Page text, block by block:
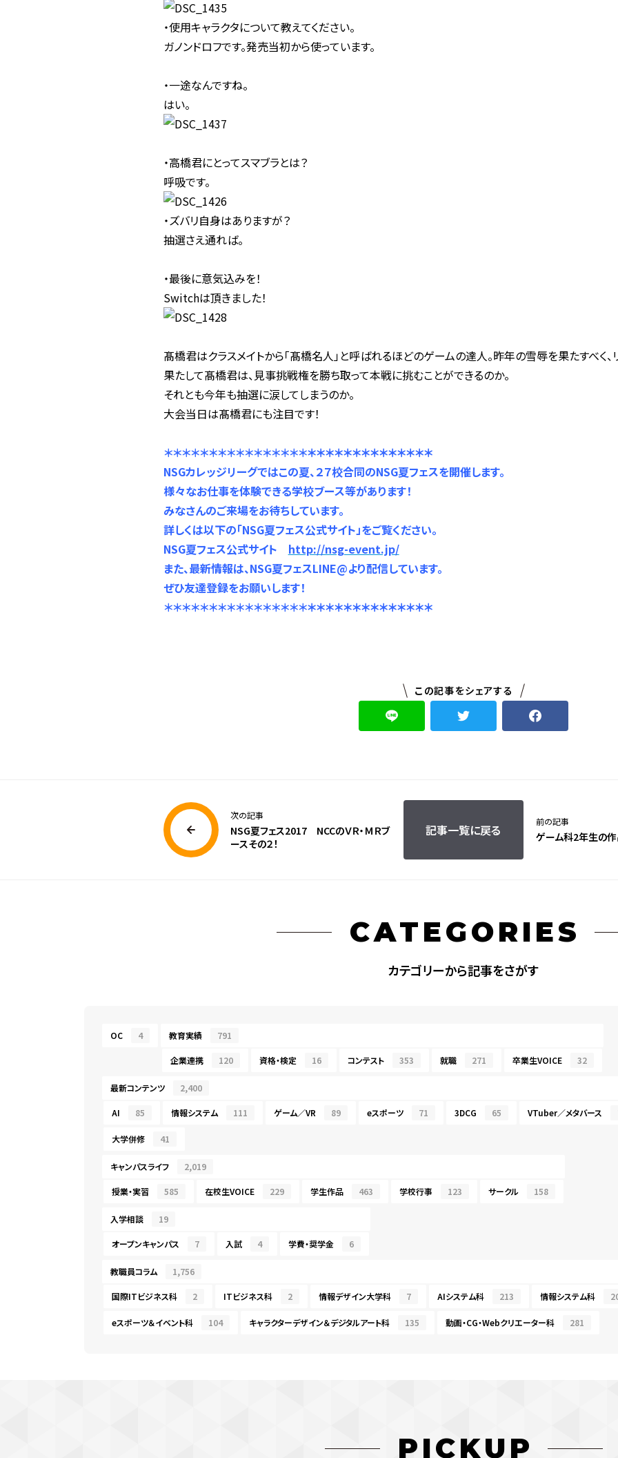
・使用キャラクタについて教えてください。
ガノンドロフです。発売当初から使っています。
・一途なんですね。
はい。
・高橋君にとってスマブラとは？
呼吸です。
・ズバリ自身はありますが？
抽選さえ通れば。
・最後に意気込みを！
Switchは頂きました！
髙橋君はクラスメイトから「髙橋名人」と呼ばれるほどのゲームの達人。昨年の雪辱を果たすべく、
果たして髙橋君は、見事挑戦権を勝ち取って本戦に挑むことができるのか。
それとも今年も抽選に涙してしまうのか。
大会当日は髙橋君にも注目です！
＊＊＊＊＊＊＊＊＊＊＊＊＊＊＊＊＊＊＊＊＊＊＊＊＊＊＊＊＊＊
NSGカレッジリーグではこの夏、２７校合同のNSG夏フェスを開催します。
様々なお仕事を体験できる学校ブース等があります！
みなさんのご来場をお待ちしています。
詳しくは以下の「NSG夏フェス公式サイト」をご覧ください。
NSG夏フェス公式サイト http://nsg-event.jp/
また、最新情報は、NSG夏フェスLINE@より配信しています。
ぜひ友達登録をお願いします！
＊＊＊＊＊＊＊＊＊＊＊＊＊＊＊＊＊＊＊＊＊＊＊＊＊＊＊＊＊＊
この記事をシェアする
次の記事
NSG夏フェス2017 NCCのＶＲ・ＭＲブ
ースその２！
記事一覧に戻る
前の記事
ゲーム科2年生の
CATEGORIES
カテゴリーから記事をさがす
OC 4 教育実績 791
企業連携 120 資格・検定 16 コンテスト 353 就職 271 卒業生VOICE 32
最新コンテンツ 2,400
AI 85 情報システム 111 ゲーム／VR 89 eスポーツ 71 3DCG 65 VTuber／メタバース
大学併修 41
キャンパスライフ 2,019
授業・実習 585 在校生VOICE 229 学生作品 463 学校行事 123 サークル 158
入学相談 19
オープンキャンパス 7 入試 4 学費・奨学金 6
教職員コラム 1,756
国際ITビジネス科 2 ITビジネス科 2 情報デザイン大学科 7 AIシステム科 213 情報システム科
eスポーツ＆イベント科 104 キャラクターデザイン＆デジタルアート科 135 動画・CG・Webクリエーター科 281
PICKUP